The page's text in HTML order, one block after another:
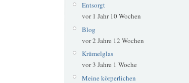
Entsorgt
vor 1 Jahr 10 Wochen
Blog
vor 2 Jahre 12 Wochen
Krümelglas
vor 3 Jahre 1 Woche
Meine körperlichen